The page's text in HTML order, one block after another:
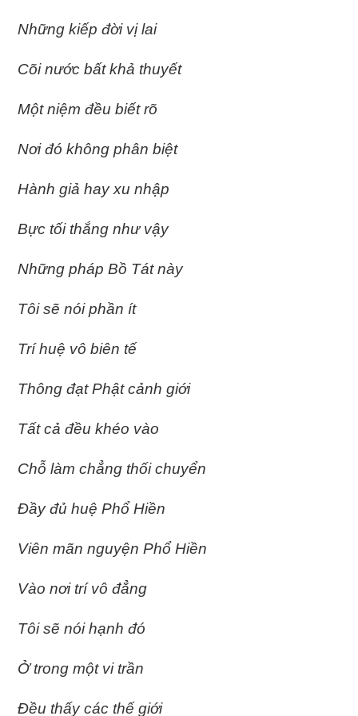
Những kiếp đời vị lai
Cõi nước bất khả thuyết
Một niệm đều biết rõ
Nơi đó không phân biệt
Hành giả hay xu nhập
Bực tối thắng như vậy
Những pháp Bồ Tát này
Tôi sẽ nói phần ít
Trí huệ vô biên tế
Thông đạt Phật cảnh giới
Tất cả đều khéo vào
Chỗ làm chẳng thối chuyển
Ðầy đủ huệ Phổ Hiền
Viên mãn nguyện Phổ Hiền
Vào nơi trí vô đẳng
Tôi sẽ nói hạnh đó
Ở trong một vi trần
Ðều thấy các thế giới